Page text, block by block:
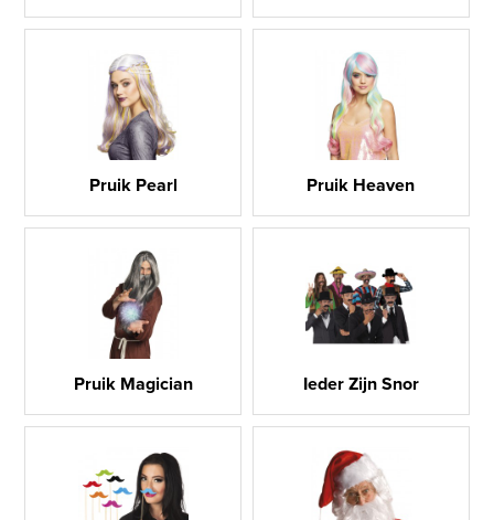
Pruik Pearl Pruik Heaven
Pruik Magician Ieder Zijn Snor